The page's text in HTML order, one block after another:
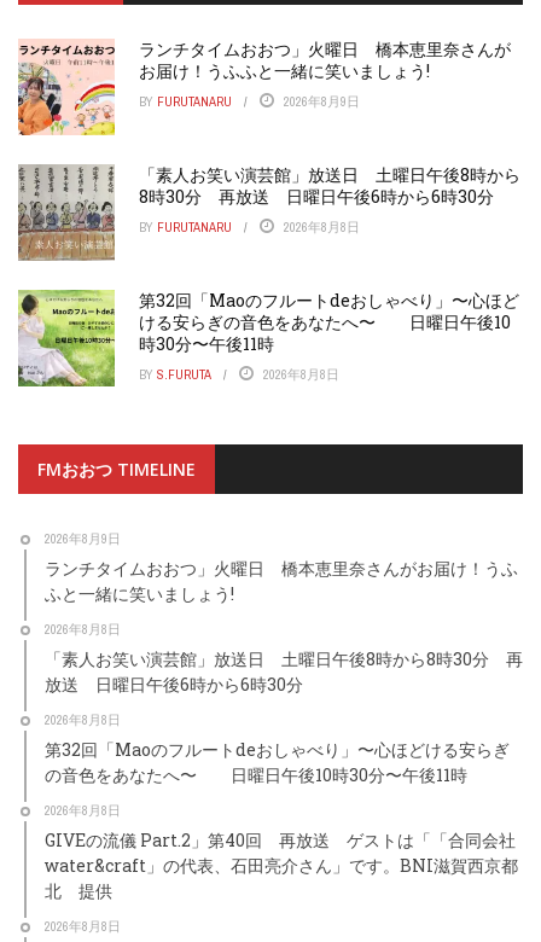
ランチタイムおおつ」火曜日 橋本恵里奈さんが
お届け！うふふと一緒に笑いましょう!
BY FURUTANARU 2026年8月9日
「素人お笑い演芸館」放送日 土曜日午後8時から
8時30分 再放送 日曜日午後6時から6時30分
BY FURUTANARU 2026年8月8日
第32回「Maoのフルートdeおしゃべり」〜心ほど
ける安らぎの音色をあなたへ〜 日曜日午後10
時30分〜午後11時
BY S.FURUTA 2026年8月8日
FMおおつ TIMELINE
2026年8月9日
ランチタイムおおつ」火曜日 橋本恵里奈さんがお届け！うふ
ふと一緒に笑いましょう!
2026年8月8日
「素人お笑い演芸館」放送日 土曜日午後8時から8時30分 再
放送 日曜日午後6時から6時30分
2026年8月8日
第32回「Maoのフルートdeおしゃべり」〜心ほどける安らぎ
の音色をあなたへ〜 日曜日午後10時30分〜午後11時
2026年8月8日
GIVEの流儀 Part.2」第40回 再放送 ゲストは「「合同会社
water&craft」の代表、石田亮介さん」です。BNI滋賀西京都
北 提供
2026年8月8日